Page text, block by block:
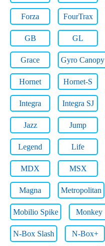
Forza FourTrax
GB GL
Grace Gyro Canopy
Hornet Hornet-S
Integra Integra SJ
Jazz Jump
Legend Life
MDX MSX
Magna Metropolitan
Mobilio Spike Monkey
N-Box Slash N-Box+